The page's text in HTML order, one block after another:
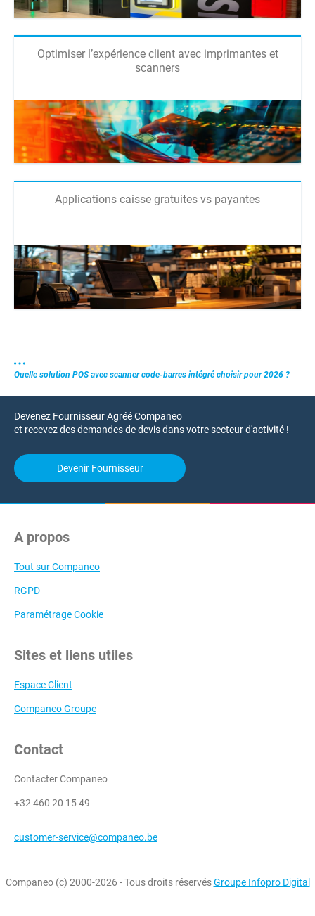
Optimiser l’expérience client avec imprimantes et
scanners
Applications caisse gratuites vs payantes
Quelle solution POS avec scanner code-barres intégré choisir pour 2026 ?
Devenez Fournisseur Agréé Companeo
et recevez des demandes de devis dans votre secteur d'activité !
Devenir Fournisseur
A propos
Tout sur Companeo
RGPD
Paramétrage Cookie
Sites et liens utiles
Espace Client
Companeo Groupe
Contact
Contacter Companeo
+32 460 20 15 49
customer-service@companeo.be
Companeo (c) 2000-2026 - Tous droits réservésGroupe Infopro Digital